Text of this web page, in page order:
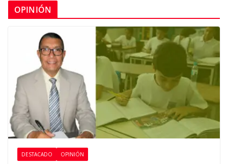
OPINIÓN
DESTACADO OPINIÓN